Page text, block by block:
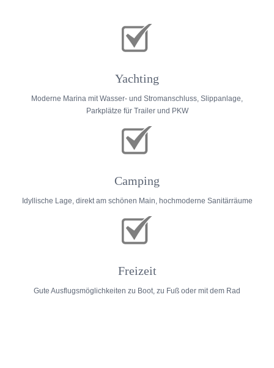
Yachting
Moderne Marina mit Wasser- und Stromanschluss, Slippanlage,
Parkplätze für Trailer und PKW
Camping
Idyllische Lage, direkt am schönen Main, hochmoderne Sanitärräume
Freizeit
Gute Ausflugsmöglichkeiten zu Boot, zu Fuß oder mit dem Rad